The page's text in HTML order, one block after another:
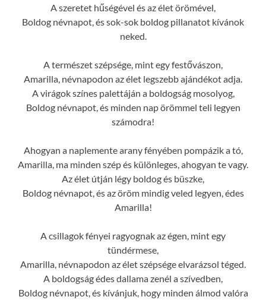
A szeretet hűségével és az élet örömével,
Boldog névnapot, és sok-sok boldog pillanatot kívánok
neked.
A természet szépsége, mint egy festővászon,
Amarilla, névnapodon az élet legszebb ajándékot adja.
A virágok színes palettáján a boldogság mosolyog,
Boldog névnapot, és minden nap örömmel teli legyen
számodra!
Ahogyan a naplemente arany fényében pompázik a tó,
Amarilla, ma minden szép és különleges, ahogyan te vagy.
Az élet útján légy boldog és büszke,
Boldog névnapot, és az öröm mindig veled legyen, édes
Amarilla!
A csillagok fényei ragyognak az égen, mint egy
tündérmese,
Amarilla, névnapodon az élet szépsége elvarázsol téged.
A boldogság édes dallama zenél a szívedben,
Boldog névnapot, és kívánjuk, hogy minden álmod valóra